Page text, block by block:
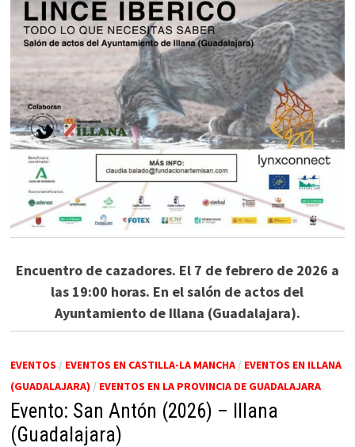
Encuentro de cazadores. El 7 de febrero de 2026 a
las 19:00 horas. En el salón de actos del
Ayuntamiento de Illana (Guadalajara).
EVENTOS / EVENTOS EN CASTILLA-LA MANCHA/ EVENTOS EN ILLANA
(GUADALAJARA) / EVENTOS EN LA PROVINCIA DE GUADALAJARA
Evento: San Antón (2026) – Illana
(Guadalajara)